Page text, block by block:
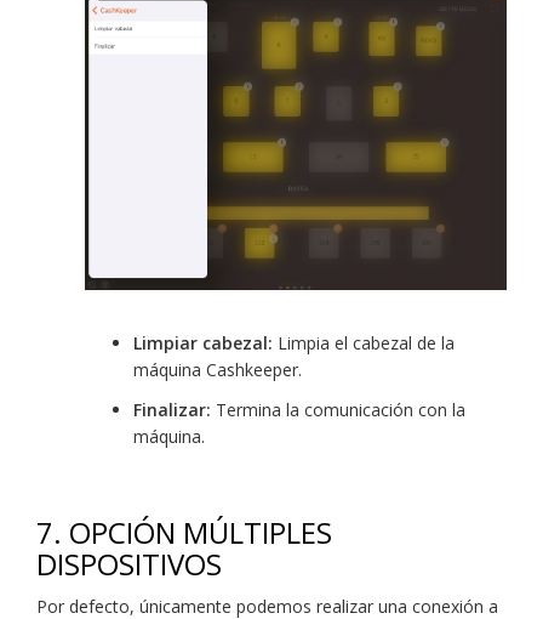
Limpiar cabezal: Limpia el cabezal de la
máquina Cashkeeper.
Finalizar: Termina la comunicación con la
máquina.
7. OPCIÓN MÚLTIPLES
DISPOSITIVOS
Por defecto, únicamente podemos realizar una conexión a